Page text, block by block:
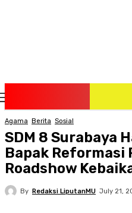
Agama Berita Sosial
SDM 8 Surabaya
Bapak Reformasi
Roadshow
By Redaksi LiputanMU July 21,